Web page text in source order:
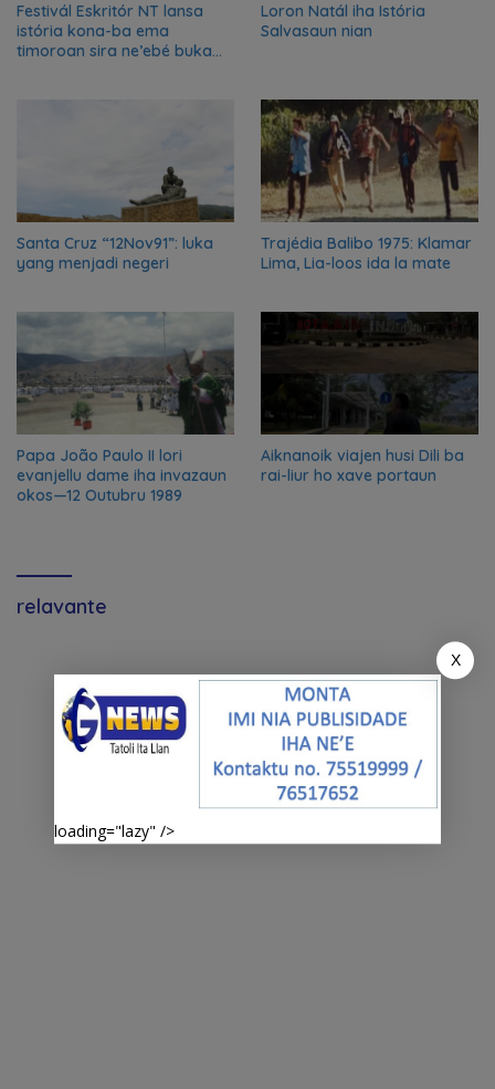
Festivál Eskritór NT lansa
istória kona-ba ema
timoroan sira ne’ebé buka
Loron Natál iha Istória
Salvasaun nian
Santa Cruz “12Nov91”: luka
yang menjadi negeri
Trajédia Balibo 1975: Klamar
Lima, Lia-loos ida la mate
Papa João Paulo II lori
evanjellu dame iha invazaun
okos—12 Outubru 1989
Aiknanoik viajen husi Dili ba
rai-liur ho xave portaun
relavante
X
loading="lazy" />